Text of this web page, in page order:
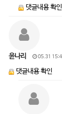
댓글내용 확인
윤나리 05.31
댓글내용 확인